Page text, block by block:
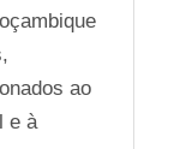
ao
e à